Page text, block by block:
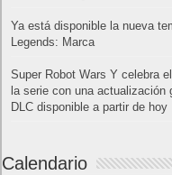
Ya está disponible la nueva
Legends: Marca
Super Robot Wars Y celebra
la serie con una actualización
DLC disponible a partir de hoy
Calendario